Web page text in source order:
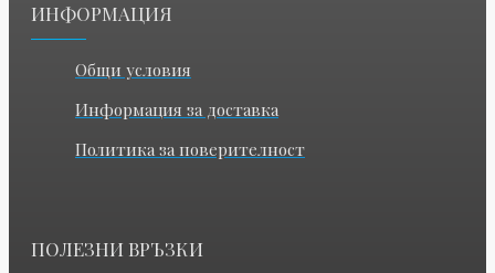
ИНФОРМАЦИЯ
Общи условия
Информация за доставка
Политика за поверителност
ПОЛЕЗНИ ВРЪЗКИ